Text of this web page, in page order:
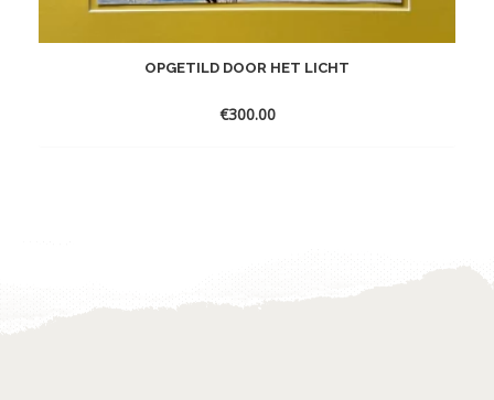
OPGETILD DOOR HET LICHT
€300.00